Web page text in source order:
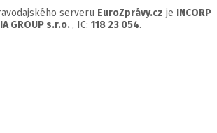
serveru EuroZprávy.cz je INCORP
GROUP s.r.o. , IC: 118 23 054.